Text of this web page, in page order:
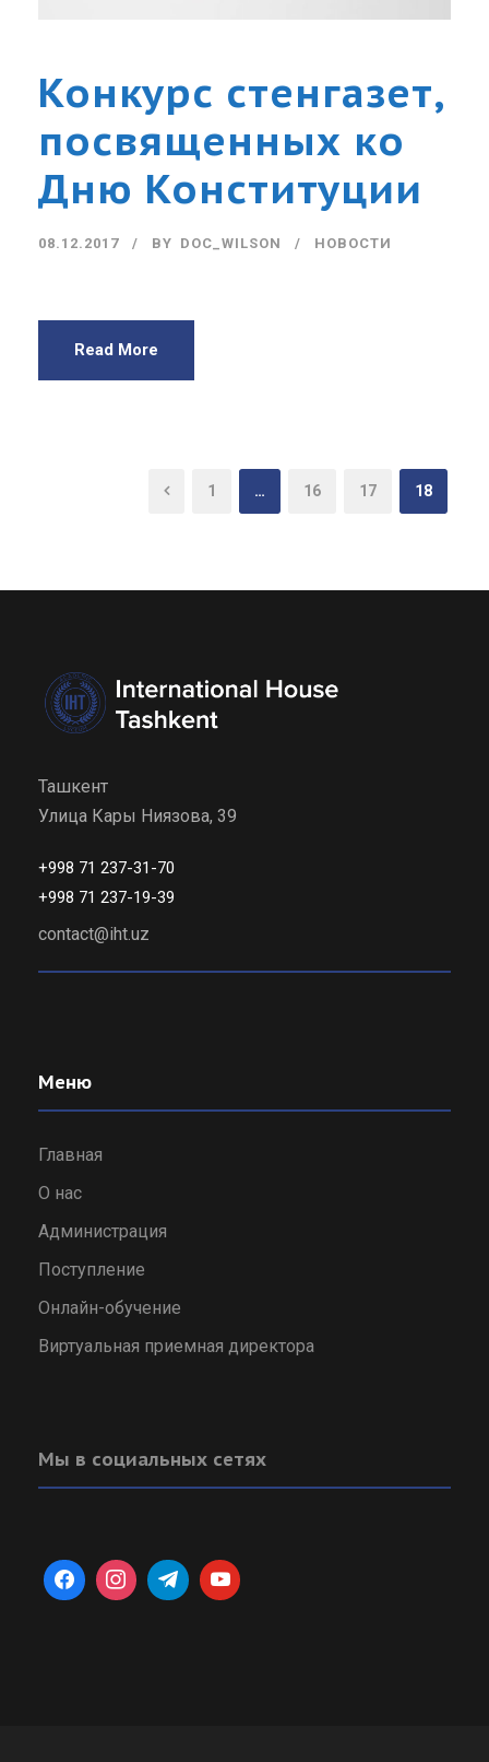
Конкурс стенгазет,
посвященных ко
Дню Конституции
08.12.2017 BY DOC_WILSON НОВОСТИ
Read More
1 … 16 17 18
Ташкент
Улица Кары Ниязова, 39
+998 71 237-31-70
+998 71 237-19-39
contact@iht.uz
Меню
Главная
О нас
Администрация
Поступление
Онлайн-обучение
Виртуальная приемная директора
Мы в социальных сетях